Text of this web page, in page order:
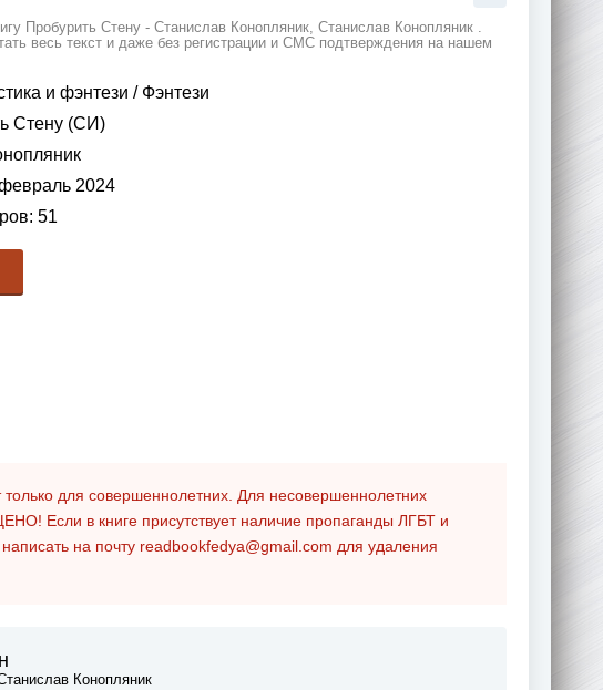
Пробурить Стену - Станислав Конопляник, Станислав Конопляник .
весь текст и даже без регистрации и СМС подтверждения на нашем
и фэнтези / Фэнтези
Стену (СИ)
2024
51
для совершеннолетних. Для несовершеннолетних
Если в книге присутствует наличие пропаганды ЛГБТ и
на почту readbookfedya@gmail.com для удаления
Конопляник